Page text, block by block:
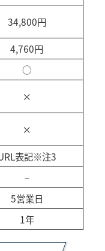
34,800円
4,760円
○
×
×
表記※注3
–
5営業日
1年